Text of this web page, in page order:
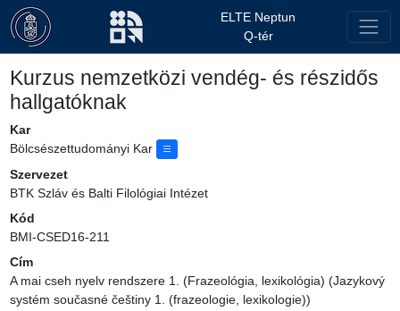
ELTE Neptun
Q-tér
Kurzus nemzetközi vendég- és részidős
hallgatóknak
Kar
Bölcsészettudományi Kar
Szervezet
BTK Szláv és Balti Filológiai Intézet
Kód
BMI-CSED16-211
Cím
A mai cseh nyelv rendszere 1. (Frazeológia, lexikológia) (Jazykový
systém současné češtiny 1. (frazeologie, lexikologie))